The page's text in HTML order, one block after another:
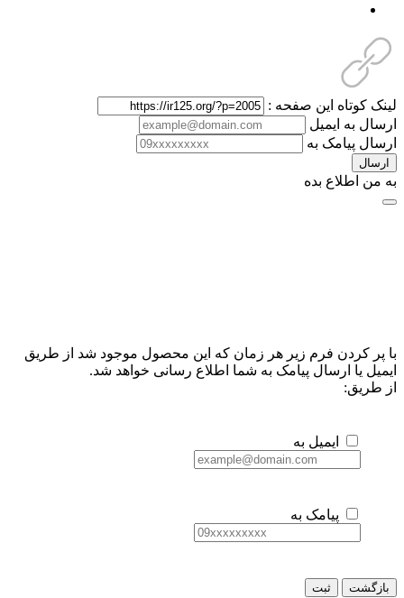
لینک کوتاه این صفحه :
ارسال به ایمیل
ارسال پیامک به
ارسال
به من اطلاع بده
با پر کردن فرم زیر هر زمان که این محصول موجود شد از طریق
ایمیل یا ارسال پیامک به شما اطلاع رسانی خواهد شد.
از طریق:
ایمیل به
پیامک به
بازگشت ثبت